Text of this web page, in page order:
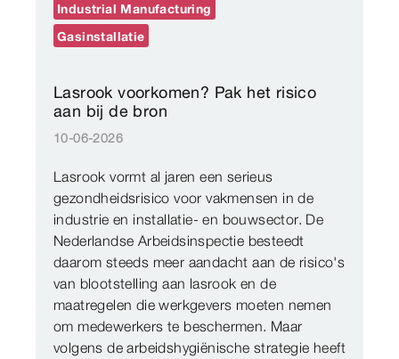
Lasrook voorkomen? Pak het risico
aan bij de bron
10-06-2026
Lasrook vormt al jaren een serieus
gezondheidsrisico voor vakmensen in de
industrie en installatie- en bouwsector. De
Nederlandse Arbeidsinspectie besteedt
daarom steeds meer aandacht aan de risico's
van blootstelling aan lasrook en de
maatregelen die werkgevers moeten nemen
om medewerkers te beschermen. Maar
volgens de arbeidshygiënische strategie heeft
Industrial Manufacturing
Gasinstallatie